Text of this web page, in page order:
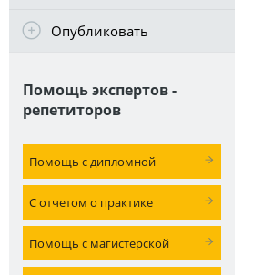
Опубликовать
Помощь экспертов -
репетиторов
Помощь с дипломной
С отчетом о практике
Помощь с магистерской